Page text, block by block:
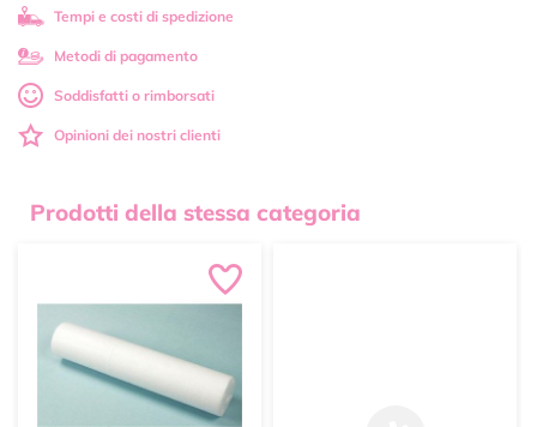
Tempi e costi di spedizione
Metodi di pagamento
Soddisfatti o rimborsati
Opinioni dei nostri clienti
Prodotti della stessa categoria